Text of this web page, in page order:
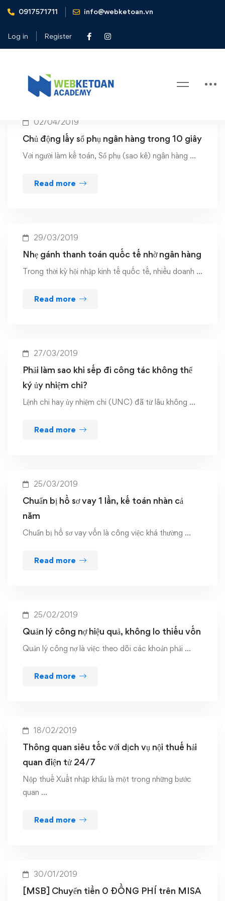
0917571711 info@webketoan.vn
Log in Register
Home maritime bank
Tag: maritime bank
02/04/2019
Chủ động lấy sổ phụ ngân hàng trong 10 giây
Với người làm kế toán, Sổ phụ (sao kê) ngân hàng …
Read more
29/03/2019
Nhẹ gánh thanh toán quốc tế nhờ ngân hàng
Trong thời kỳ hội nhập kinh tế quốc tế, nhiều doanh …
Read more
27/03/2019
Phải làm sao khi sếp đi công tác không thể
ký ủy nhiệm chi?
Lệnh chi hay ủy nhiệm chi (UNC) đã từ lâu không …
Read more
25/03/2019
Chuẩn bị hồ sơ vay 1 lần, kế toán nhàn cả
năm
Chuẩn bị hồ sơ vay vốn là công việc khá thường …
Read more
25/02/2019
Quản lý công nợ hiệu quả, không lo thiếu vốn
Quản lý công nợ là việc theo dõi các khoản phải …
Read more
18/02/2019
Thông quan siêu tốc với dịch vụ nội thuế hải
quan điện tử 24/7
Nộp thuế Xuất nhập khẩu là một trong những bước
quan …
Read more
30/01/2019
[MSB] Chuyển tiền 0 ĐỒNG PHÍ trên MISA